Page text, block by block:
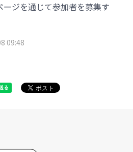
ジを通じて参加者を募集す
09:48